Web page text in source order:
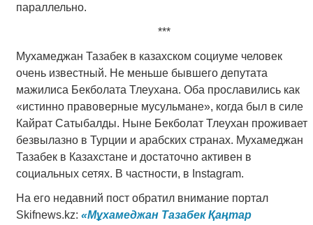
параллельно.
***
Мухамеджан Тазабек в казахском социуме человек
очень известный. Не меньше бывшего депутата
мажилиса Бекболата Тлеухана. Оба прославились как
«истинно правоверные мусульмане», когда был в силе
Кайрат Сатыбалды. Ныне Бекболат Тлеухан проживает
безвылазно в Турции и арабских странах. Мухамеджан
Тазабек в Казахстане и достаточно активен в
социальных сетях. В частности, в Instagram.
На его недавний пост обратил внимание портал
Skifnews.kz: «Мұхамеджан Тазабек Қаңтар